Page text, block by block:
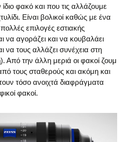
φακό και που τις αλλάζουμε
Είναι βολικοί καθώς με ένα
επιλογές εστιακής
να αγοράζει και να κουβαλάει
τους αλλάζει συνέχεια στη
Από την άλλη μεριά οι φακοί ζουμ
από τους σταθερούς και ακόμη και
τόσο ανοιχτά διαφράγματα
φακοί.